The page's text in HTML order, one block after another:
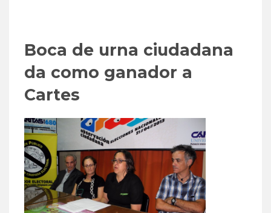
Boca de urna ciudadana
da como ganador a
Cartes